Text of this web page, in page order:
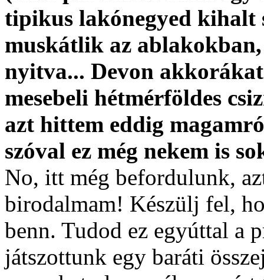
tipikus lakónegyed kihalt
muskátlik az
nyitva... Devon
mesebeli hétmérföldes
azt hittem eddig
szóval ez még nekem is
No, itt még befordulunk,
birodalmam! Készülj fel,
benn. Tudod ez egyúttal a
játszottunk egy baráti